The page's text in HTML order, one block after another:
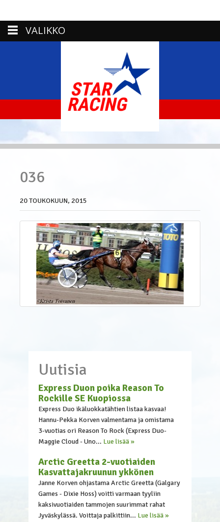
036
20 TOUKOKUUN, 2015
Uutisia
Express Duon poika Reason To
Rockille SE Kuopiossa
Express Duo ikäluokkatähtien listaa kasvaa!
Hannu-Pekka Korven valmentama ja omistama
3-vuotias ori Reason To Rock (Express Duo-
Maggie Cloud - Uno... Lue lisää »
Arctic Greetta 2-vuotiaiden
Kasvattajakruunun ykkönen
Janne Korven ohjastama Arctic Greetta (Galgary
Games - Dixie Hoss) voitti varmaan tyyliin
kaksivuotiaiden tammojen suurimmat rahat
Jyväskylässä. Voittaja palkittiin... Lue lisää »
VALIKKO